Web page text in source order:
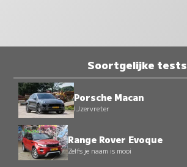
Soortgelijke tests
Porsche Macan
IJzervreter
Range Rover Evoque
Zelfs je naam is mooi